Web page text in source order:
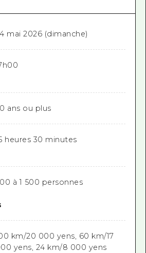
mai 2026 (dimanche)
ans ou plus
heures 30 minutes
à 1 500 personnes
km/20 000 yens, 60 km/17
yens, 24 km/8 000 yens